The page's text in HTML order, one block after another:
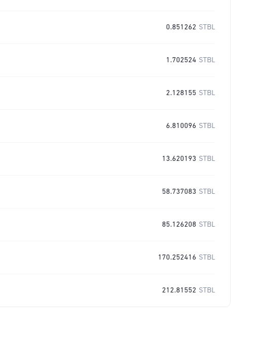
0.851262 STBL
1.702524 STBL
2.128155 STBL
6.810096 STBL
13.620193 STBL
58.737083 STBL
85.126208 STBL
170.252416 STBL
212.81552 STBL